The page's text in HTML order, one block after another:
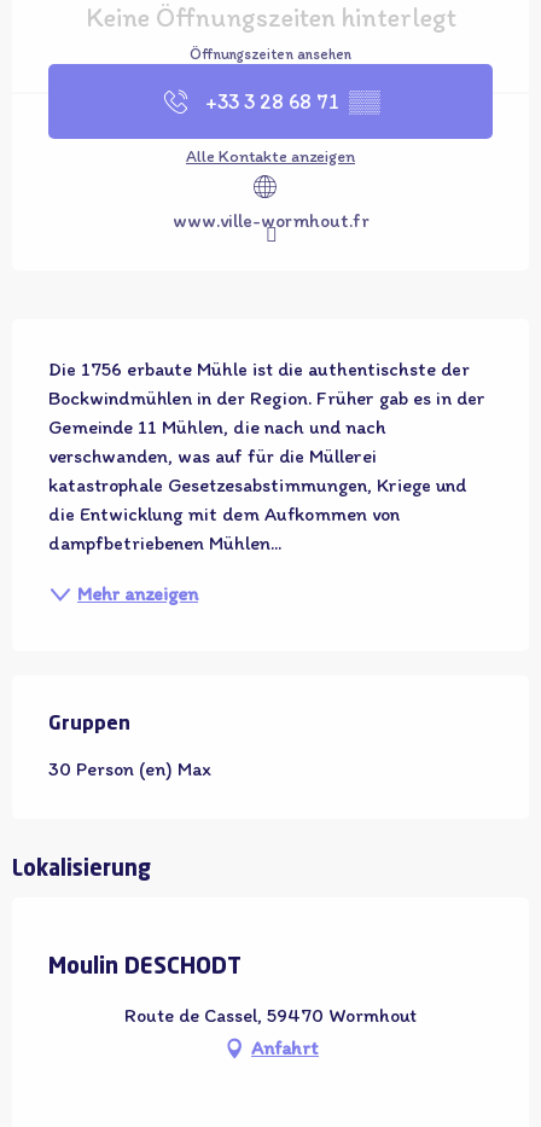
Keine Öffnungszeiten hinterlegt
Öffnungszeiten ansehen
+33 3 28 68 71 ▒▒
Alle Kontakte anzeigen
www.ville-wormhout.fr
Die 1756 erbaute Mühle ist die authentischste der
Bockwindmühlen in der Region. Früher gab es in der
Gemeinde 11 Mühlen, die nach und nach
verschwanden, was auf für die Müllerei
katastrophale Gesetzesabstimmungen, Kriege und
die Entwicklung mit dem Aufkommen von
dampfbetriebenen Mühlen...
Mehr anzeigen
Gruppen
Gruppen
30 Person (en) Max
Lokalisierung
Moulin DESCHODT
Route de Cassel, 59470 Wormhout
Anfahrt